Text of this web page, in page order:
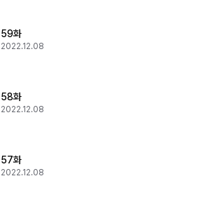
59화
2022.12.08
58화
2022.12.08
57화
2022.12.08